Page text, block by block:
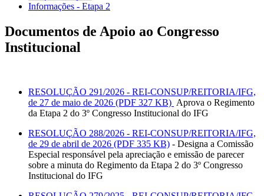
Informações - Etapa 2
Documentos de Apoio ao Congresso
Institucional
RESOLUÇÃO 291/2026 - REI-CONSUP/REITORIA/IFG,
de 27 de maio de 2026 (PDF 327 KB) Aprova o Regimento
da Etapa 2 do 3º Congresso Institucional do IFG
RESOLUÇÃO 288/2026 - REI-CONSUP/REITORIA/IFG,
de 29 de abril de 2026 (PDF 335 KB) - Designa a Comissão
Especial responsável pela apreciação e emissão de parecer
sobre a minuta do Regimento da Etapa 2 do 3º Congresso
Institucional do IFG